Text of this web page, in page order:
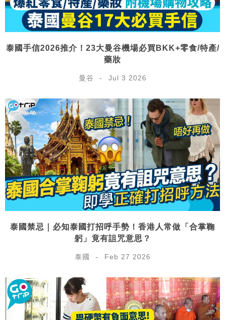
泰國手信2026推介！23大曼谷機場必買BKK+零食/特產/
藥妝
曼谷 Jul 3 2026
泰國禁忌｜必知泰國打招呼手勢！香港人常做「合掌鞠
躬」竟有詛咒意思？
泰國 Feb 27 2026